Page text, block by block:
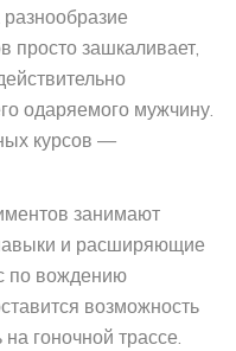
просто зашкаливает,
одаряемого мужчину.
курсов —
занимают
и расширяющие
по вождению
возможность
гоночной трассе.